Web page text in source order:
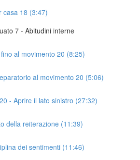
casa 18 (3:47)
7 - Abitudini interne
al movimento 20 (8:25)
al movimento 20 (5:06)
- Aprire il lato sinistro (27:32)
della reiterazione (11:39)
dei sentimenti (11:46)